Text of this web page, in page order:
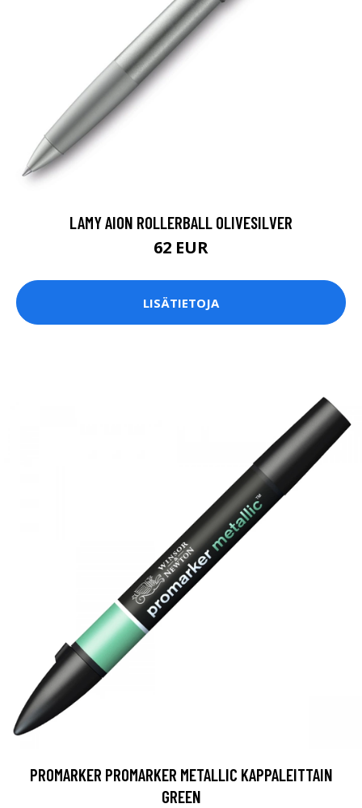
LAMY AION ROLLERBALL OLIVESILVER
62 EUR
LISÄTIETOJA
PROMARKER PROMARKER METALLIC KAPPALEITTAIN
GREEN